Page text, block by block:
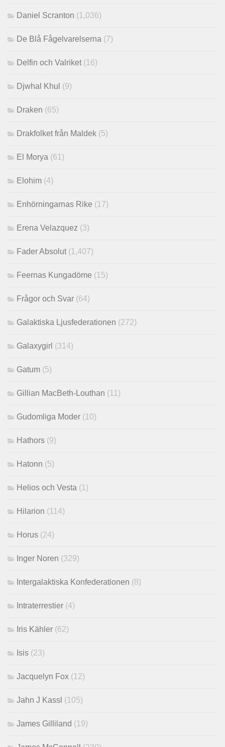
Daniel Scranton (1,036)
De Blå Fågelvarelserna (7)
Delfin och Valriket (16)
Djwhal Khul (9)
Draken (65)
Drakfolket från Maldek (5)
El Morya (61)
Elohim (4)
Enhörningarnas Rike (17)
Erena Velazquez (3)
Fader Absolut (1,407)
Feernas Kungadöme (15)
Frågor och Svar (64)
Galaktiska Ljusfederationen (272)
Galaxygirl (314)
Gatum (5)
Gillian MacBeth-Louthan (11)
Gudomliga Moder (10)
Hathors (9)
Hatonn (5)
Helios och Vesta (1)
Hilarion (114)
Horus (24)
Inger Noren (329)
Intergalaktiska Konfederationen (8)
Intraterrestier (4)
Iris Kähler (62)
Isis (23)
Jacquelyn Fox (12)
Jahn J Kassl (105)
James Gilliland (19)